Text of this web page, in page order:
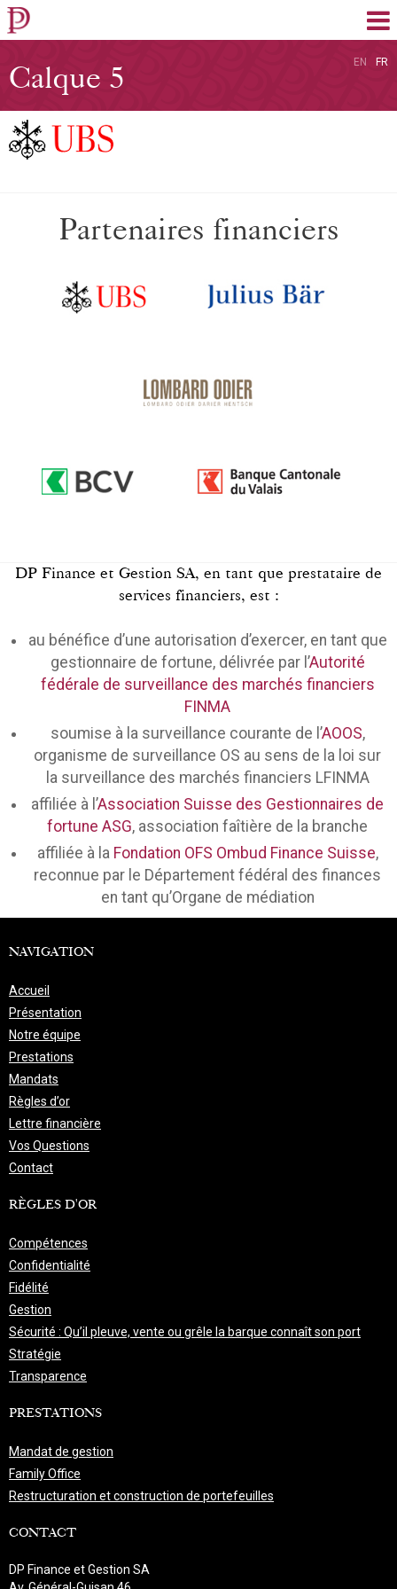
FR
EN
Calque 5
Partenaires financiers
DP Finance et Gestion SA, en tant que prestataire de
services financiers, est :
au bénéfice d’une autorisation d’exercer, en tant que
gestionnaire de fortune, délivrée par l’Autorité
fédérale de surveillance des marchés financiers
FINMA
soumise à la surveillance courante de l’AOOS,
organisme de surveillance OS au sens de la loi sur
la surveillance des marchés financiers LFINMA
affiliée à l’Association Suisse des Gestionnaires de
fortune ASG, association faîtière de la branche
affiliée à la Fondation OFS Ombud Finance Suisse,
reconnue par le Département fédéral des finances
en tant qu’Organe de médiation
NAVIGATION
Accueil
Présentation
Notre équipe
Prestations
Mandats
Règles d’or
Lettre financière
Vos Questions
Contact
RÈGLES D'OR
Compétences
Confidentialité
Fidélité
Gestion
Sécurité : Qu’il pleuve, vente ou grêle la barque connaît son port
Stratégie
Transparence
PRESTATIONS
Mandat de gestion
Family Office
Restructuration et construction de portefeuilles
CONTACT
DP Finance et Gestion SA